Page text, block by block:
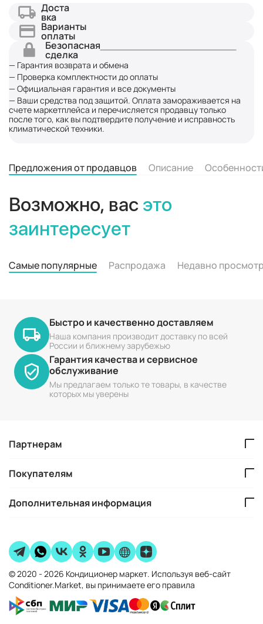
Доста
вка
Варианты
оплаты
Безопасная
сделка
— Гарантия возврата и обмена
— Проверка комплектности до оплаты
— Официальная гарантия и все документы
— Ваши средства под защитой. Оплата замораживается на
счете маркетплейса и перечисляется продавцу только
после того, как вы подтвердите получение и исправность
климатической техники.
Предложения от продавцов Описание
Возможно, вас это
заинтересует
Самые популярные Распродажа Недавно
Быстро и качественно доставляем
Наша компания производит доставку по всей
России и ближнему зарубежью
Гарантия качества и сервисное
обслуживание
Мы предлагаем только те товары, в качестве
которых мы уверены
Партнерам
Покупателям
Дополнительная информация
© 2020 - 2026 Кондиционер маркет. Используя веб-сайт
Conditioner.Market, вы принимаете его правила